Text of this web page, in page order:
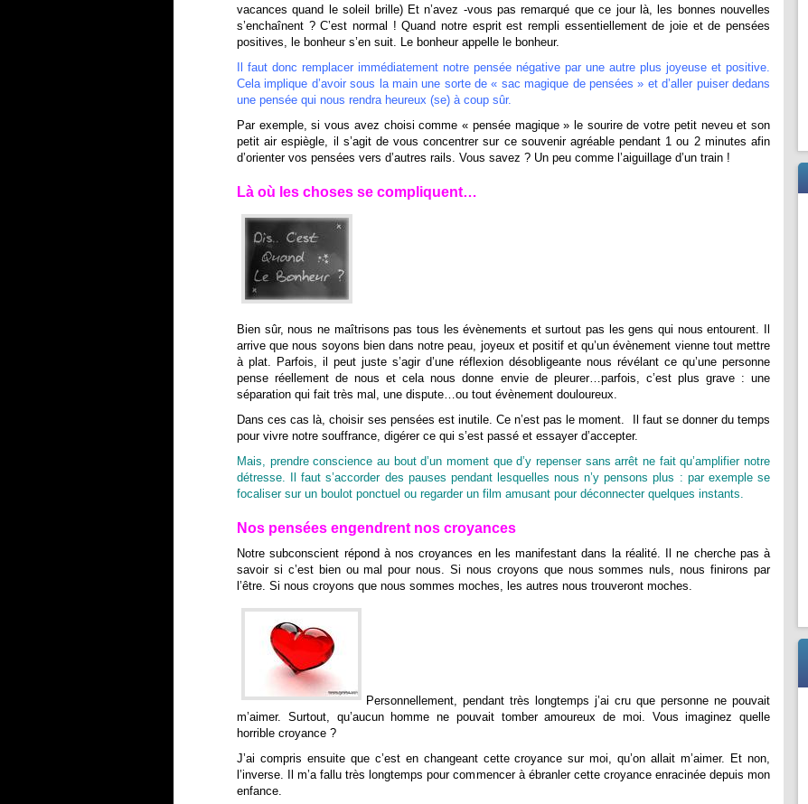
vacances quand le soleil brille) Et n’avez -vous pas remarqué que ce jour là, les bonnes nouvelles
s’enchaînent ? C’est normal ! Quand notre esprit est rempli essentiellement de joie et de pensées
positives, le bonheur s’en suit. Le bonheur appelle le bonheur.
Il faut donc remplacer immédiatement notre pensée négative par une autre plus joyeuse et positive.
Cela implique d’avoir sous la main une sorte de « sac magique de pensées » et d’aller puiser dedans
une pensée qui nous rendra heureux (se) à coup sûr.
Par exemple, si vous avez choisi comme « pensée magique » le sourire de votre petit neveu et son
petit air espiègle, il s’agit de vous concentrer sur ce souvenir agréable pendant 1 ou 2 minutes afin
d’orienter vos pensées vers d’autres rails. Vous savez ? Un peu comme l’aiguillage d’un train !
Là où les choses se compliquent…
Bien sûr, nous ne maîtrisons pas tous les évènements et surtout pas les gens qui nous entourent. Il
arrive que nous soyons bien dans notre peau, joyeux et positif et qu’un évènement vienne tout mettre
à plat. Parfois, il peut juste s’agir d’une réflexion désobligeante nous révélant ce qu’une personne
pense réellement de nous et cela nous donne envie de pleurer…parfois, c’est plus grave : une
séparation qui fait très mal, une dispute…ou tout évènement douloureux.
Dans ces cas là, choisir ses pensées est inutile. Ce n’est pas le moment. Il faut se donner du temps
pour vivre notre souffrance, digérer ce qui s’est passé et essayer d’accepter.
Mais, prendre conscience au bout d’un moment que d’y repenser sans arrêt ne fait qu’amplifier notre
détresse. Il faut s’accorder des pauses pendant lesquelles nous n’y pensons plus : par exemple se
focaliser sur un boulot ponctuel ou regarder un film amusant pour déconnecter quelques instants.
Nos pensées engendrent nos croyances
Notre subconscient répond à nos croyances en les manifestant dans la réalité. Il ne cherche pas à
savoir si c’est bien ou mal pour nous. Si nous croyons que nous sommes nuls, nous finirons par
l’être. Si nous croyons que nous sommes moches, les autres nous trouveront moches.
Personnellement, pendant très longtemps j’ai cru que personne ne pouvait
m’aimer. Surtout, qu’aucun homme ne pouvait tomber amoureux de moi. Vous imaginez quelle
horrible croyance ?
J’ai compris ensuite que c’est en changeant cette croyance sur moi, qu’on allait m’aimer. Et non,
l’inverse. Il m’a fallu très longtemps pour commencer à ébranler cette croyance enracinée depuis mon
enfance.